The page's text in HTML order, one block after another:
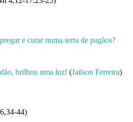
e curar numa terra de pagãos?
brilhou uma luz! (Jailson Ferreira)
44)